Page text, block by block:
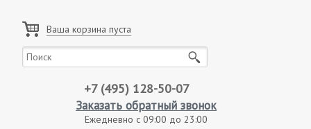
Ваша корзина пуста
+7 (495) 128-50-07
Заказать обратный звонок
Ежедневно с 09:00 до 23:00